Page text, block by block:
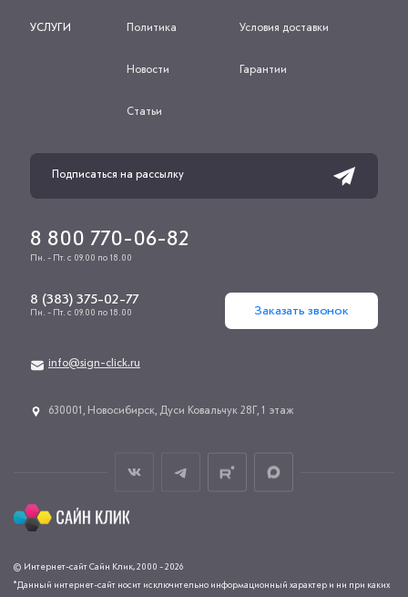
УСЛУГИ Политика
Новости
Статьи
Условия доставки
Гарантии
8 800 770-06-82
Пн. - Пт. с 09.00 по 18.00
8 (383) 375-02-77
Пн. - Пт. с 09.00 по 18.00 Заказать звонок
info@sign-click.ru
​630001, Новосибирск, Дуси Ковальчук 28Г, 1 этаж
© Интернет-сайт Сайн Клик, 2000 - 2026
*Данный интернет-сайт носит исключительно информационный характер и ни при каких